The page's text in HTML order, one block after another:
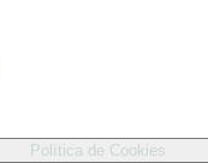
Política de Cookies